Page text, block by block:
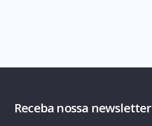
Receba nossa newsletter